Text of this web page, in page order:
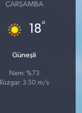
ÇARŞAMBA
18°
Güneşli
Nem: %73
Rüzgar: 3.50 m/s